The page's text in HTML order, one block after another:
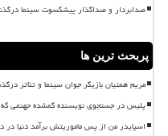
صدابردار و صداگذار پیشکسوت سینما
پربحث ترین ها
مریم همتیان بازیگر جوان سینما و تئاتر
پلیس در جستجوی نویسنده گمشده جهنمی
اسپایدر من از پس ماموریتش برآمد دنیا